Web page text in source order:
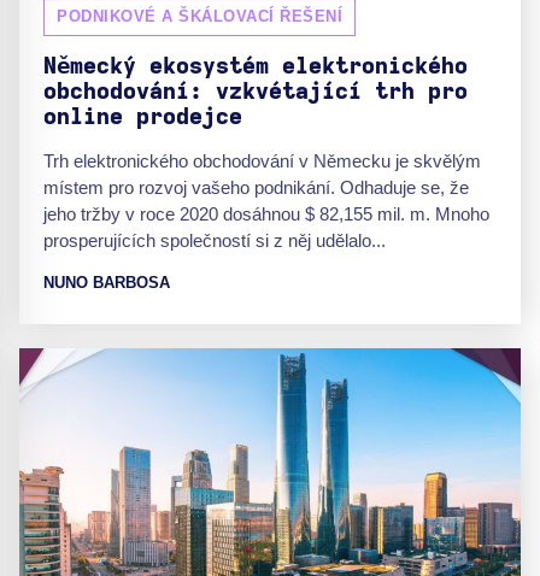
PODNIKOVÉ A ŠKÁLOVACÍ ŘEŠENÍ
Německý ekosystém elektronického
obchodování: vzkvétající trh pro
online prodejce
Trh elektronického obchodování v Německu je skvělým
místem pro rozvoj vašeho podnikání. Odhaduje se, že
jeho tržby v roce 2020 dosáhnou $ 82,155 mil. m. Mnoho
prosperujících společností si z něj udělalo...
NUNO BARBOSA